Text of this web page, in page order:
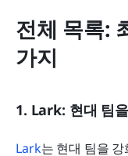
전체 목록:
가지
1. Lark: 현대 팀
Lark는 현대 팀을